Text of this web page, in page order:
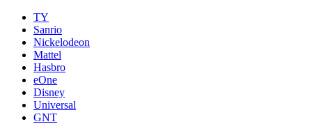
TY
Sanrio
Nickelodeon
Mattel
Hasbro
eOne
Disney
Universal
GNT